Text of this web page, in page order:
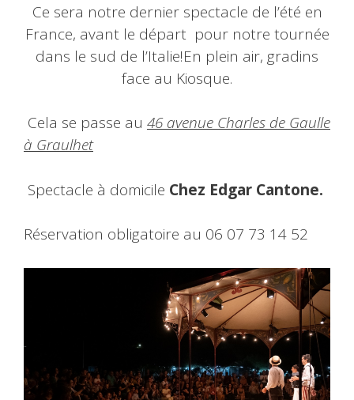
Ce sera notre dernier spectacle de l’été en
France, avant le départ pour notre tournée
dans le sud de l’Italie!En plein air, gradins
face au Kiosque.
Cela se passe au 46 avenue Charles de Gaulle
à Graulhet
Spectacle à domicile Chez Edgar Cantone.
Réservation obligatoire au 06 07 73 14 52